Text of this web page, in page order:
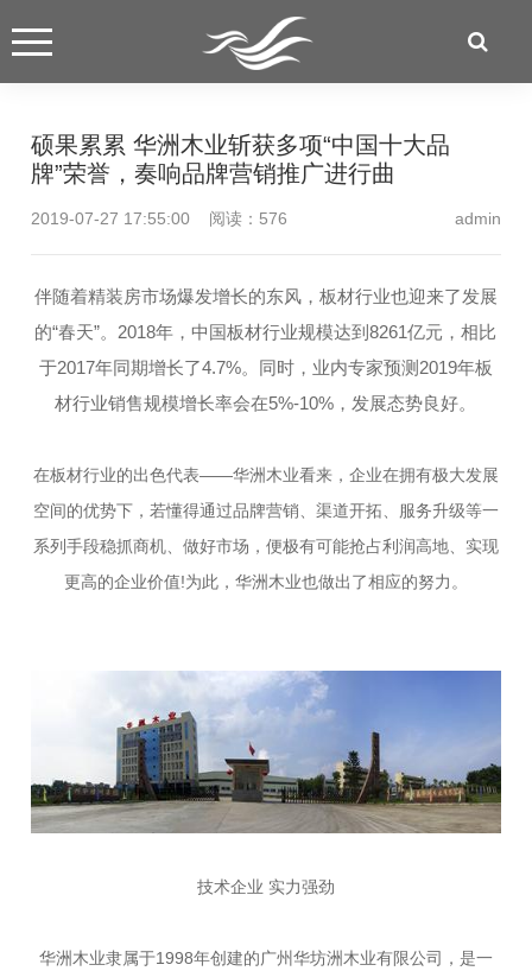
硕果累累 华洲木业斩获多项“中国十大品
牌”荣誉，奏响品牌营销推广进行曲
2019-07-27 17:55:00 阅读： 576 admin
伴随着精装房市场爆发增长的东风，板材行业也迎来了发展
的“春天”。2018年，中国板材行业规模达到8261亿元，相比
于2017年同期增长了4.7%。同时，业内专家预测2019年板
材行业销售规模增长率会在5%-10%，发展态势良好。
在板材行业的出色代表——华洲木业看来，企业在拥有极大发展
空间的优势下，若懂得通过品牌营销、渠道开拓、服务升级等一
系列手段稳抓商机、做好市场，便极有可能抢占利润高地、实现
更高的企业价值!为此，华洲木业也做出了相应的努力。
技术企业 实力强劲
华洲木业隶属于1998年创建的广州华坊洲木业有限公司，是一